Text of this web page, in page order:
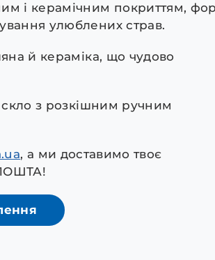
і керамічним покриттям,
улюблених страв.
й кераміка, що чудово
скло з розкішним ручним
, а ми доставимо твоє